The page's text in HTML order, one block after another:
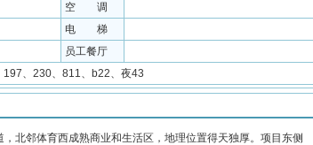
空 调
电 梯
员工餐厅
、230、811、b22、夜43
邻体育西成熟商业和生活区，地理位置得天独厚。项目东侧